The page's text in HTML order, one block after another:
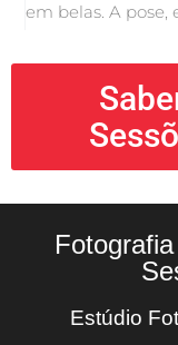
em belas. A pose,
Estúdio